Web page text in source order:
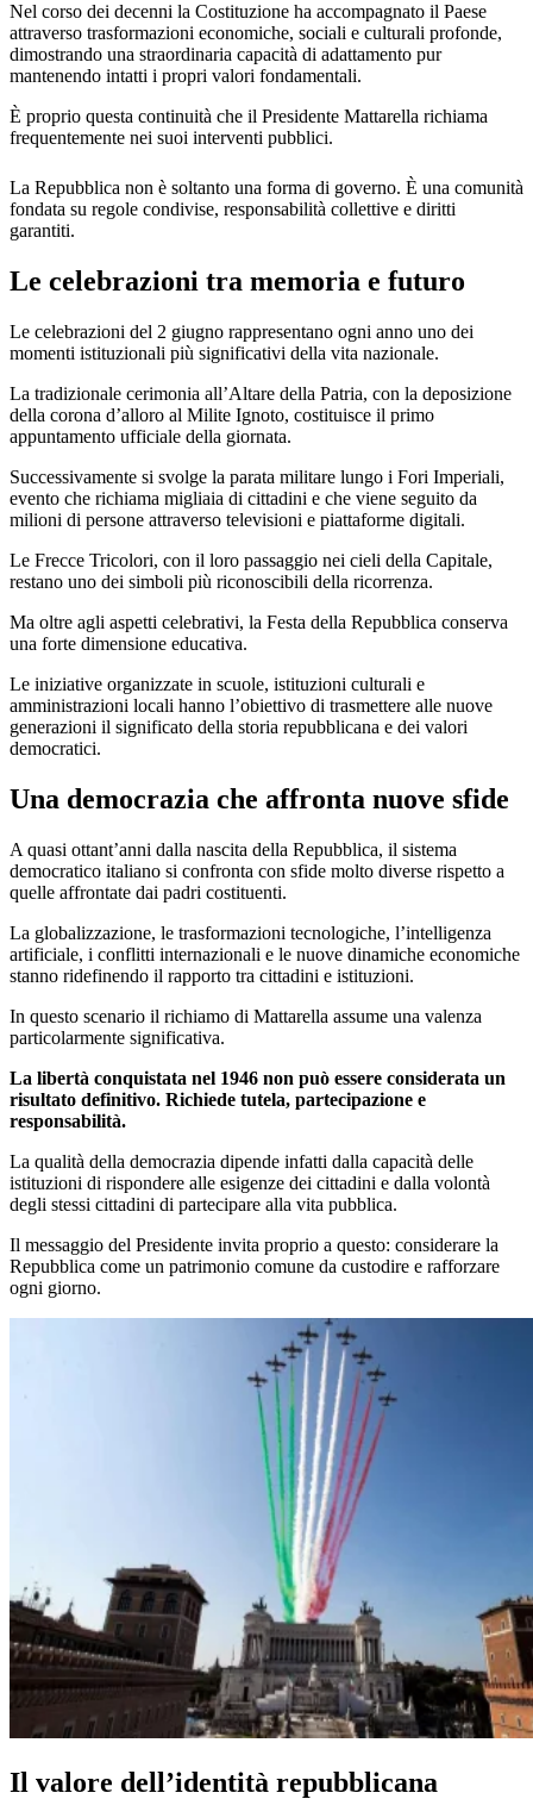
Nel corso dei decenni la Costituzione ha accompagnato il Paese
attraverso trasformazioni economiche, sociali e culturali profonde,
dimostrando una straordinaria capacità di adattamento pur
mantenendo intatti i propri valori fondamentali.
È proprio questa continuità che il Presidente Mattarella richiama
frequentemente nei suoi interventi pubblici.
La Repubblica non è soltanto una forma di governo. È una comunità
fondata su regole condivise, responsabilità collettive e diritti
garantiti.
Le celebrazioni tra memoria e futuro
Le celebrazioni del 2 giugno rappresentano ogni anno uno dei
momenti istituzionali più significativi della vita nazionale.
La tradizionale cerimonia all’Altare della Patria, con la deposizione
della corona d’alloro al Milite Ignoto, costituisce il primo
appuntamento ufficiale della giornata.
Successivamente si svolge la parata militare lungo i Fori Imperiali,
evento che richiama migliaia di cittadini e che viene seguito da
milioni di persone attraverso televisioni e piattaforme digitali.
Le Frecce Tricolori, con il loro passaggio nei cieli della Capitale,
restano uno dei simboli più riconoscibili della ricorrenza.
Ma oltre agli aspetti celebrativi, la Festa della Repubblica conserva
una forte dimensione educativa.
Le iniziative organizzate in scuole, istituzioni culturali e
amministrazioni locali hanno l’obiettivo di trasmettere alle nuove
generazioni il significato della storia repubblicana e dei valori
democratici.
Una democrazia che affronta nuove sfide
A quasi ottant’anni dalla nascita della Repubblica, il sistema
democratico italiano si confronta con sfide molto diverse rispetto a
quelle affrontate dai padri costituenti.
La globalizzazione, le trasformazioni tecnologiche, l’intelligenza
artificiale, i conflitti internazionali e le nuove dinamiche economiche
stanno ridefinendo il rapporto tra cittadini e istituzioni.
In questo scenario il richiamo di Mattarella assume una valenza
particolarmente significativa.
La libertà conquistata nel 1946 non può essere considerata un
risultato definitivo. Richiede tutela, partecipazione e
responsabilità.
La qualità della democrazia dipende infatti dalla capacità delle
istituzioni di rispondere alle esigenze dei cittadini e dalla volontà
degli stessi cittadini di partecipare alla vita pubblica.
Il messaggio del Presidente invita proprio a questo: considerare la
Repubblica come un patrimonio comune da custodire e rafforzare
ogni giorno.
Il valore dell’identità repubblicana